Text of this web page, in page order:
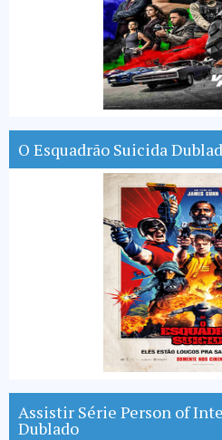
O Esquadrão Suicida
Assistir Série Person of
Dublado